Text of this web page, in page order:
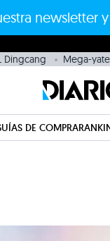
newsletter
Dingcang Mega-yate
DE COMPRA